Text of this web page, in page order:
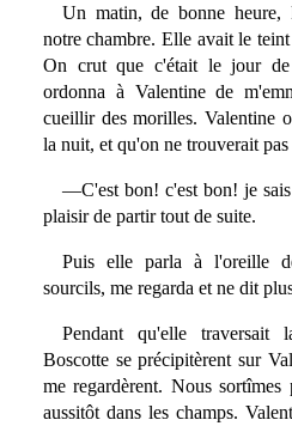
Un matin, de bonne heure,
notre chambre. Elle avait le
On crut que c'était le jour de
ordonna à Valentine de
cueillir des morilles. Valentine
la nuit, et qu'on ne trouverait
—C'est bon! c'est bon! je
plaisir de partir tout de suite.
Puis elle parla à l'oreille
sourcils, me regarda et ne dit
Pendant qu'elle
Boscotte se précipitèrent sur
me regardèrent. Nous
aussitôt dans les champs.